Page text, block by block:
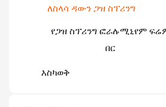
ተንሸራታች ለመክፈት ይጫኑ
ለስላሳ ዳውን ጋዝ ስፕሪንግ
የጋዝ ስፕሪንግ ፎራሉሚኒየም
በር
እስካወቅ